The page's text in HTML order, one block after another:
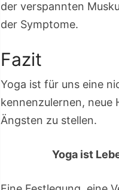
der verspannten
der Symptome.
Fazit
Yoga ist für uns eine
kennenzulernen, neue
Ängsten zu stellen.
Yoga ist